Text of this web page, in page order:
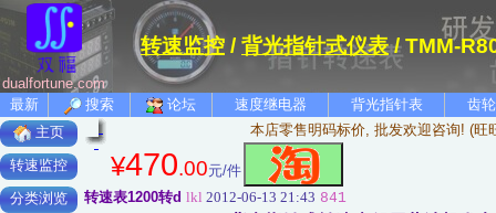
dualfortune.com
转速监控 / 背光指针式仪表/ TMM-
最新 搜索 论坛 速度继电器 背光指针表
齿
主页
转速监控
分类浏览
本店零售明码标价, 批发欢迎咨询! (旺
¥470.00元/件
转速表1200转d lkl 2012-06-13 21:43 841